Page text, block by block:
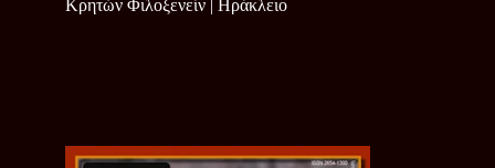
Κρητών Φιλοξενείν | Ηράκλειο